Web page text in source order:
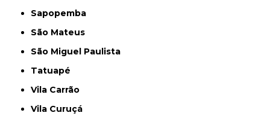
Sapopemba
São Mateus
São Miguel Paulista
Tatuapé
Vila Carrão
Vila Curuçá